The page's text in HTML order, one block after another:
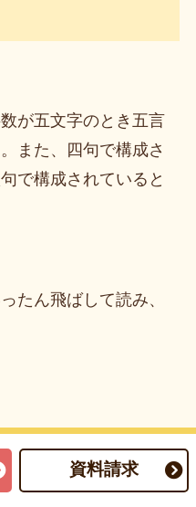
が五文字のとき五言
また、四句で構成さ
で構成されていると
たん飛ばして読み、
した様子がえがかれ
資料請求